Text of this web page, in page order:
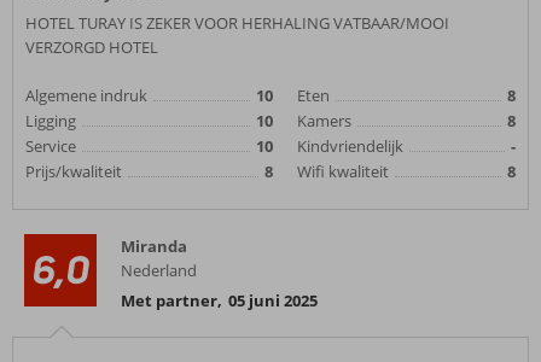
HOTEL TURAY IS ZEKER VOOR HERHALING VATBAAR/MOOI
VERZORGD HOTEL
Algemene indruk
10
Ligging
10
Service
10
Prijs/kwaliteit
8
Eten
8
Kamers
8
Kindvriendelijk
-
Wifi kwaliteit
8
6,0
Miranda
Nederland
Met partner, 05 juni 2025